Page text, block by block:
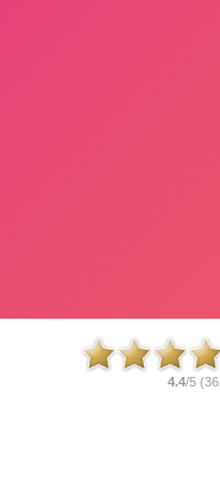
4.4/5 (36